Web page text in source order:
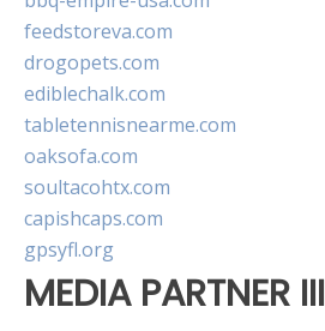
feedstoreva.com
drogopets.com
ediblechalk.com
tabletennisnearme.com
oaksofa.com
soultacohtx.com
capishcaps.com
gpsyfl.org
MEDIA PARTNER III